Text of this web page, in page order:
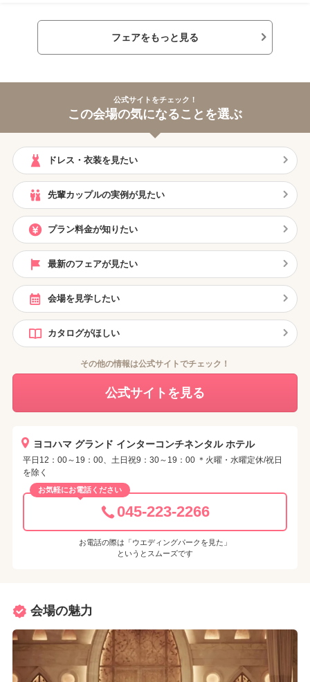
フェアをもっと見る
公式サイトをチェック！
この会場の気になることを選ぶ
ドレス・衣装を見たい
先輩カップルの実例が見たい
プラン料金が知りたい
最新のフェアが見たい
会場を見学したい
カタログがほしい
その他の情報は公式サイトでチェック！
公式サイトを見る
ヨコハマ グランド インターコンチネンタル ホテル
平日12：00～19：00、土日祝9：30～19：00 ＊火曜・水曜定休/祝日
を除く
お気軽にお電話ください
045-223-2266
お電話の際は「ウエディングパークを見た」
というとスムーズです
会場の魅力